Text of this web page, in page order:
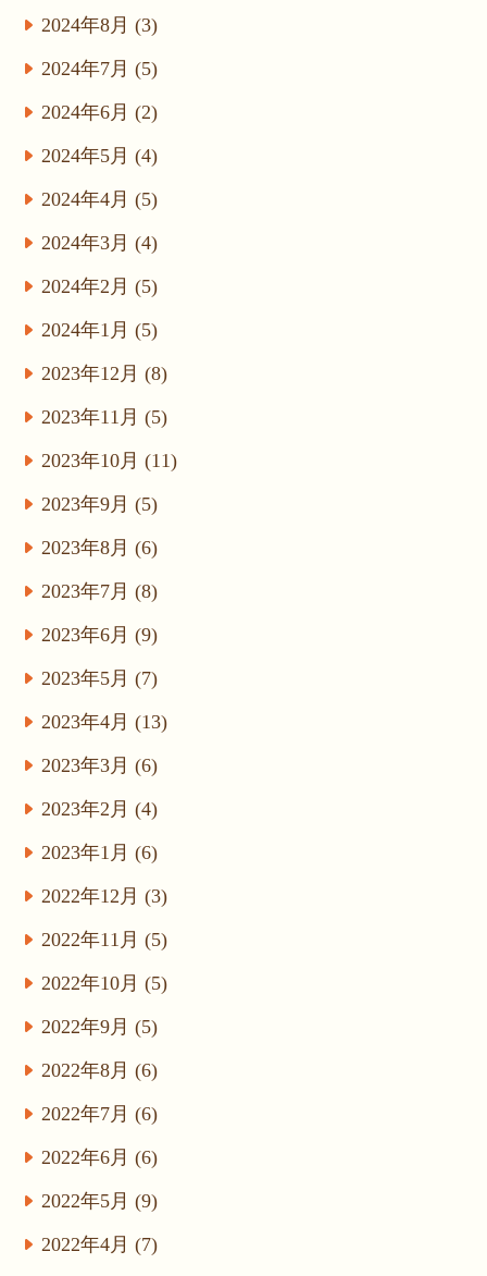
2024年8月 (3)
2024年7月 (5)
2024年6月 (2)
2024年5月 (4)
2024年4月 (5)
2024年3月 (4)
2024年2月 (5)
2024年1月 (5)
2023年12月 (8)
2023年11月 (5)
2023年10月 (11)
2023年9月 (5)
2023年8月 (6)
2023年7月 (8)
2023年6月 (9)
2023年5月 (7)
2023年4月 (13)
2023年3月 (6)
2023年2月 (4)
2023年1月 (6)
2022年12月 (3)
2022年11月 (5)
2022年10月 (5)
2022年9月 (5)
2022年8月 (6)
2022年7月 (6)
2022年6月 (6)
2022年5月 (9)
2022年4月 (7)